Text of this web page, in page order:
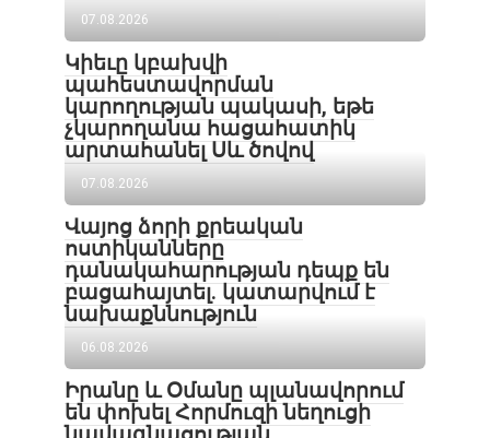
07.08.2026
Կիեւը կբախվի
պահեստավորման
կարողության պակասի, եթե
չկարողանա հացահատիկ
արտահանել Սև ծովով
07.08.2026
Վայոց ձորի քրեական
ոստիկանները
դանակահարության դեպք են
բացահայտել․ կատարվում է
նախաքննություն
06.08.2026
Իրանը և Օմանը պլանավորում
են փոխել Հորմուզի նեղուցի